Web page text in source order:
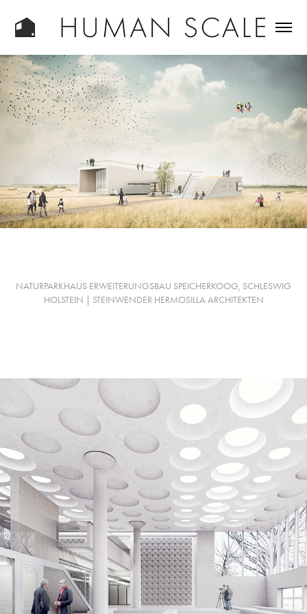
NATURPARKHAUS ERWEITERUNGSBAU SPEICHERKOOG, SCHLESWIG
HOLSTEIN | STEINWENDER HERMOSILLA ARCHITEKTEN
GYMNASIUM ADELSHEIM